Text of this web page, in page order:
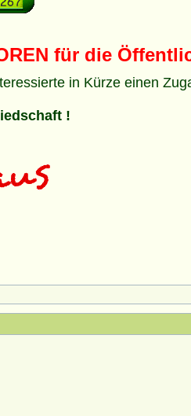
für die
in Kürze einen
!